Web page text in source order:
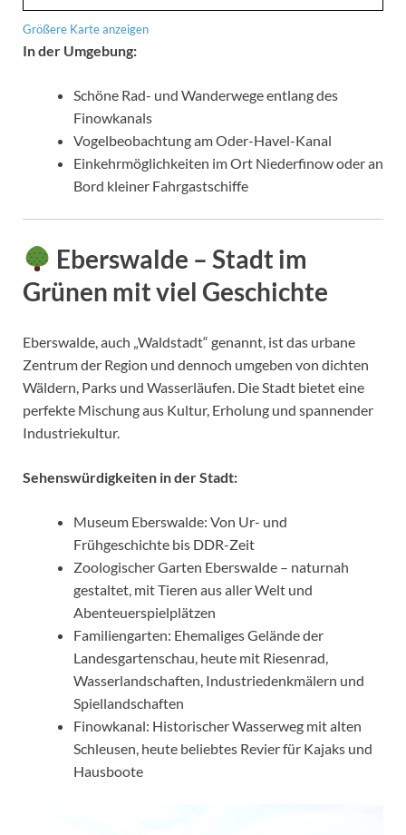
Größere Karte anzeigen
In der Umgebung:
Schöne Rad- und Wanderwege entlang des
Finowkanals
Vogelbeobachtung am Oder-Havel-Kanal
Einkehrmöglichkeiten im Ort Niederfinow oder an
Bord kleiner Fahrgastschiffe
Eberswalde – Stadt im
Grünen mit viel Geschichte
Eberswalde, auch „Waldstadt“ genannt, ist das urbane
Zentrum der Region und dennoch umgeben von dichten
Wäldern, Parks und Wasserläufen. Die Stadt bietet eine
perfekte Mischung aus Kultur, Erholung und spannender
Industriekultur.
Sehenswürdigkeiten in der Stadt:
Museum Eberswalde: Von Ur- und
Frühgeschichte bis DDR-Zeit
Zoologischer Garten Eberswalde – naturnah
gestaltet, mit Tieren aus aller Welt und
Abenteuerspielplätzen
Familiengarten: Ehemaliges Gelände der
Landesgartenschau, heute mit Riesenrad,
Wasserlandschaften, Industriedenkmälern und
Spiellandschaften
Finowkanal: Historischer Wasserweg mit alten
Schleusen, heute beliebtes Revier für Kajaks und
Hausboote